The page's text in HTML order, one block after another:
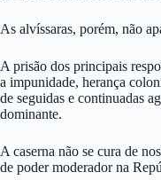
As alvíssaras, porém, não
A prisão dos principais
a impunidade, herança
de seguidas e continuadas
dominante.
A caserna não se cura de
de poder moderador na